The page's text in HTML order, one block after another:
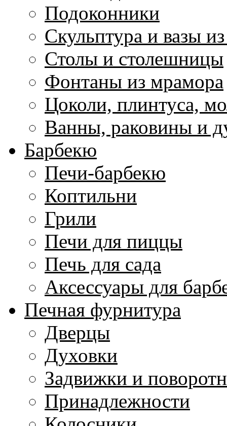
Подоконники
Скульптура и вазы
Столы и столешницы
Фонтаны из мрамора
Цоколи, плинтуса,
Ванны, раковины и
Барбекю
Печи-барбекю
Коптильни
Грили
Печи для пиццы
Печь для сада
Аксессуары для
Печная фурнитура
Дверцы
Духовки
Задвижки и
Принадлежности